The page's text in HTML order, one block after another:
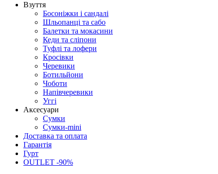
Взуття
Босоніжки і сандалі
Шльопанці та сабо
Балетки та мокасини
Кеди та сліпони
Туфлі та лофери
Кросівки
Черевики
Ботильйони
Чоботи
Напівчеревики
Уггі
Аксесуари
Сумки
Сумки-mini
Доставка та оплата
Гарантія
Гурт
OUTLET -90%